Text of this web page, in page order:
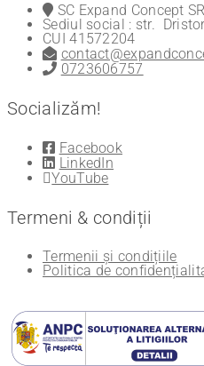
SC Expand Concept
Sediul social : str.
CUI 41572204
0723606757
Socializăm!
Facebook
LinkedIn
YouTube
Termeni & condiții
Termenii și condițiile
Politica de